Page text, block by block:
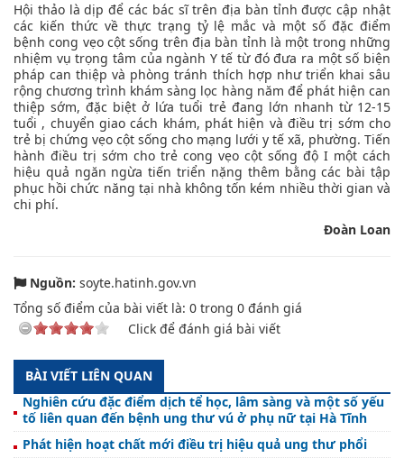
Hội thảo là dịp để các bác sĩ trên địa bàn tỉnh được cập nhật
các kiến thức về thực trạng tỷ lệ mắc và một số đặc điểm
bệnh cong vẹo cột sống trên địa bàn tỉnh là một trong những
nhiệm vụ trọng tâm của ngành Y tế từ đó đưa ra một số biện
pháp can thiệp và phòng tránh thích hợp như triển khai sâu
rộng chương trình khám sàng lọc hàng năm để phát hiện can
thiệp sớm, đặc biệt ở lứa tuổi trẻ đang lớn nhanh từ 12-15
tuổi , chuyển giao cách khám, phát hiện và điều trị sớm cho
trẻ bị chứng vẹo cột sống cho mạng lưới y tế xã, phường. Tiến
hành điều trị sớm cho trẻ cong vẹo cột sống độ I một cách
hiệu quả ngăn ngừa tiến triển nặng thêm bằng các bài tập
phục hồi chức năng tại nhà không tốn kém nhiều thời gian và
chi phí.
Đoàn Loan
Nguồn: soyte.hatinh.gov.vn
Tổng số điểm của bài viết là: 0 trong 0 đánh giá
Click để đánh giá bài viết
BÀI VIẾT LIÊN QUAN
Nghiên cứu đặc điểm dịch tể học, lâm sàng và một số yếu
tố liên quan đến bệnh ung thư vú ở phụ nữ tại Hà Tĩnh
Phát hiện hoạt chất mới điều trị hiệu quả ung thư phổi